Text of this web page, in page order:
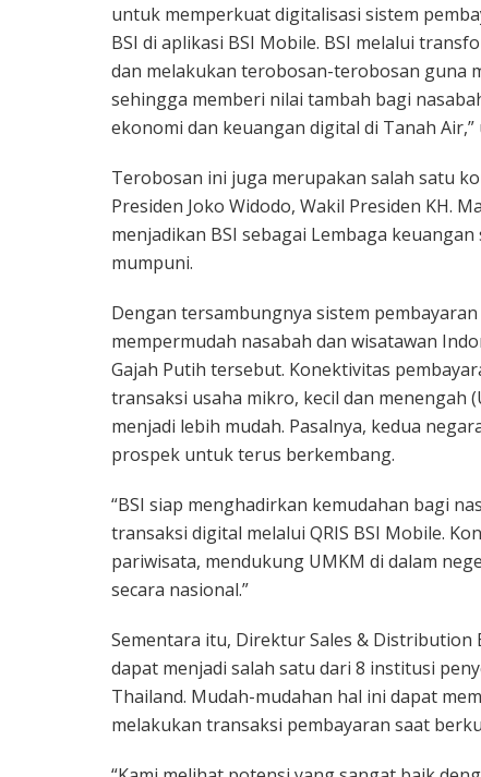
untuk memperkuat digitalisasi sistem
BSI di aplikasi BSI Mobile. BSI melalui
dan melakukan terobosan-terobosan guna
sehingga memberi nilai tambah bagi
ekonomi dan keuangan digital di Tanah Air,”
Terobosan ini juga merupakan salah satu
Presiden Joko Widodo, Wakil Presiden KH.
menjadikan BSI sebagai Lembaga
mumpuni.
Dengan tersambungnya sistem
mempermudah nasabah dan wisatawan
Gajah Putih tersebut. Konektivitas
transaksi usaha mikro, kecil dan menengah
menjadi lebih mudah. Pasalnya, kedua
prospek untuk terus berkembang.
“BSI siap menghadirkan kemudahan bagi
transaksi digital melalui QRIS BSI Mobile.
pariwisata, mendukung UMKM di dalam
secara nasional.”
Sementara itu, Direktur Sales &
dapat menjadi salah satu dari 8 institusi
Thailand. Mudah-mudahan hal ini dapat
melakukan transaksi pembayaran saat